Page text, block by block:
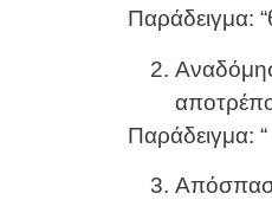
Παράδειγμα:
Παράδειγμα: